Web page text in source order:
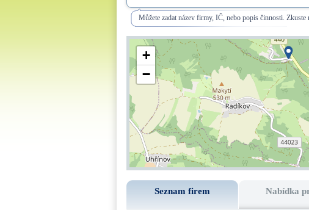
Můžete zadat název firmy, IČ, nebo popis činnosti. Zkuste
+
−
Seznam firem Nabídka